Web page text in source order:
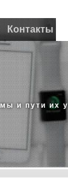
Контакты
и пути их